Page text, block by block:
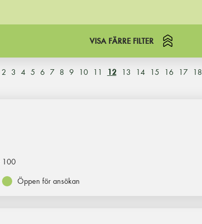
VISA FÄRRE FILTER
2 3 4 5 6 7 8 9 10 11 12 13 14 15 16 17 18
100
Öppen för ansökan